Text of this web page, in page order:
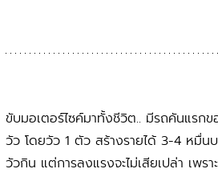
ขับมอเตอร์ไซค์มาทั้งชีวิต.. มีรถคันแรก
วัว โดยวัว 1 ตัว สร้างรายได้ 3-4 หมื่น
วัวกิน แต่การลงแรงจะไม่เสียเปล่า เพร